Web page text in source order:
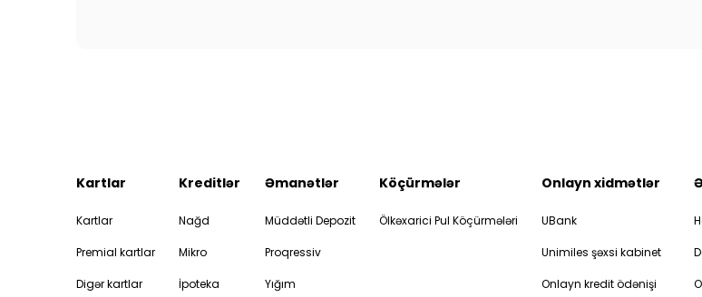
Kartlar
Kartlar
Premial kartlar
Digər kartlar
Kreditlər
Nağd
Mikro
İpoteka
Əmanətlər
Müddətli Depozit
Proqressiv
Yığım
Köçürmələr
Ölkəxarici Pul Köçürmələri
Onlayn xidmətlər
UBank
Unimiles şəxsi kabinet
Onlayn kredit ödənişi